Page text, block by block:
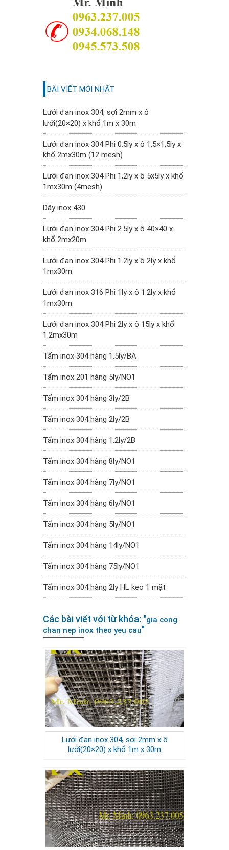
BÀI VIẾT MỚI NHẤT
Lưới đan inox 304, sợi 2mm x ô
lưới(20×20) x khổ 1m x 30m
Lưới đan inox 304 Phi 0.5ly x ô 1,5×1,5ly x
khổ 2mx30m (12 mesh)
Lưới đan inox 304 Phi 1,2ly x ô 5x5ly x khổ
1mx30m (4mesh)
Dây inox 430
Lưới đan inox 304 Phi 2.5ly x ô 40×40 x
khổ 2mx20m
Lưới đan inox 304 Phi 1.2ly x ô 2ly x khổ
1mx30m
Lưới đan inox 316 Phi 1ly x ô 1.2ly x khổ
1mx30m
Lưới đan inox 304 Phi 2ly x ô 15ly x khổ
1.2mx30m
Tấm inox 304 hàng 1.5ly/BA
Tấm inox 201 hàng 5ly/NO1
Tấm inox 304 hàng 3ly/2B
Tấm inox 304 hàng 2ly/2B
Tấm inox 304 hàng 1.2ly/2B
Tấm inox 304 hàng 8ly/NO1
Tấm inox 304 hàng 7ly/NO1
Tấm inox 304 hàng 6ly/NO1
Tấm inox 304 hàng 5ly/NO1
Tấm inox 304 hàng 14ly/NO1
Tấm inox 304 hàng 75ly/NO1
Tấm inox 304 hàng 2ly HL keo 1 mặt
Các bài viết với từ khóa: "gia cong
chan nep inox theo yeu cau"
Lưới đan inox 304, sợi 2mm x ô
lưới(20×20) x khổ 1m x 30m